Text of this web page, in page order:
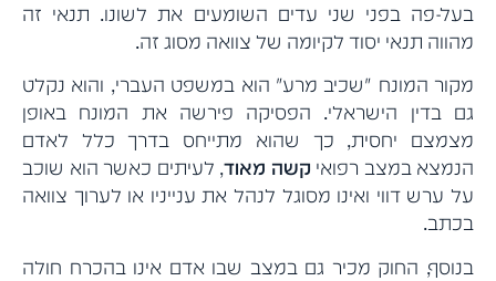
בעל-פה בפני שני עדים השומעים את לשונו. תנאי זה
מהווה תנאי יסוד לקיומה של צוואה מסוג זה.
מקור המונח "שכיב מרע" הוא במשפט העברי, והוא נקלט
גם בדין הישראלי. הפסיקה פירשה את המונח באופן
מצמצם יחסית, כך שהוא מתייחס בדרך כלל לאדם
הנמצא במצב רפואי קשה מאוד, לעיתים כאשר הוא שוכב
על ערש דווי ואינו מסוגל לנהל את ענייניו או לערוך צוואה
בכתב.
בנוסף, החוק מכיר גם במצב שבו אדם אינו בהכרח חולה